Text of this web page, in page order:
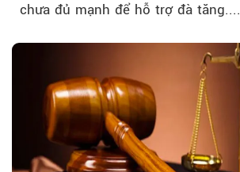
chưa đủ mạnh để hỗ trợ đà tăng....